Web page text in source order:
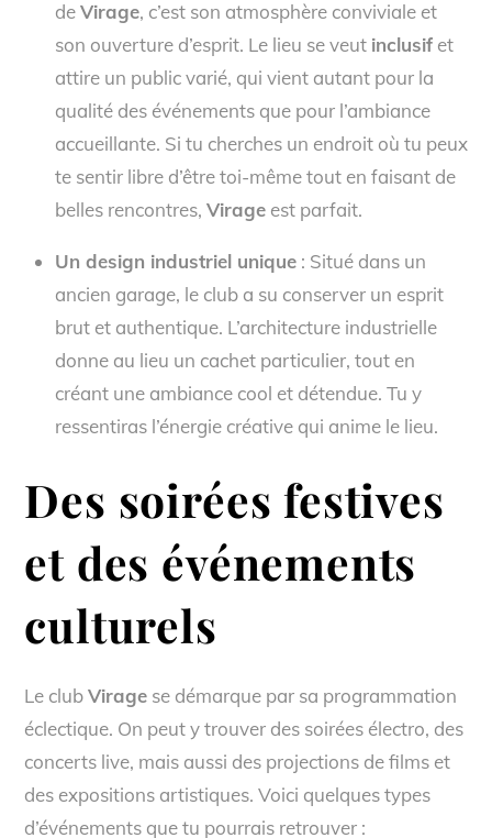
deVirage, c’est son atmosphère conviviale et
son ouverture d’esprit. Le lieu se veut inclusifet
attire un public varié, qui vient autant pour la
qualité des événements que pour l’ambiance
accueillante. Si tu cherches un endroit où tu peux
te sentir libre d’être toi-même tout en faisant de
belles rencontres, Virageest parfait.
Un design industriel unique: Situé dans un
ancien garage, le club a su conserver un esprit
brut et authentique. L’architecture industrielle
donne au lieu un cachet particulier, tout en
créant une ambiance cool et détendue. Tu y
ressentiras l’énergie créative qui anime le lieu.
Des soirées festives
et des événements
culturels
Le clubVirage se démarque par sa programmation
éclectique. On peut y trouver des soirées électro, des
concerts live, mais aussi des projections de films et
des expositions artistiques. Voici quelques types
d’événements que tu pourrais retrouver :